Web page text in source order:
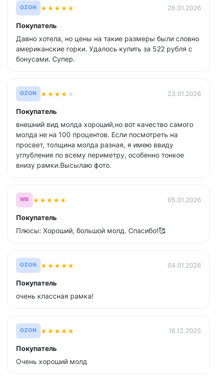
OZON ★★★★★ 26.01.2026
Покупатель
Давно хотела, но цены на такие размеры были словно
американские горки. Удалось купить за 522 рубля с
бонусами. Супер.
OZON ★★★★ ★ 23.01.2026
Покупатель
внешний вид молда хороший,но вот качество самого
молда не на 100 процентов. Если посмотреть на
просвет, толщина молда разная, я имею ввиду
углубления по всему периметру, особенно тонкое
внизу рамки.Высылаю фото.
WB ★★★★★ 05.01.2026
Покупатель
Плюсы: Хороший, большой молд. Спасибо!🥰
OZON ★★★★★ 04.01.2026
Покупатель
очень классная рамка!
OZON ★★★★★ 16.12.2025
Покупатель
Очень хороший молд